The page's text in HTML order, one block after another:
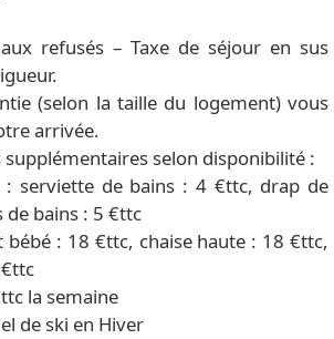
refusés – Taxe de séjour en sus
(selon la taille du logement) vous
arrivée.
selon disponibilité :
serviette de bains : 4 €ttc, drap de
de bains : 5 €ttc
bébé : 18 €ttc, chaise haute : 18 €ttc,
la semaine
de ski en Hiver